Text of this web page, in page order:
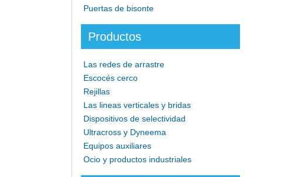
Puertas de bisonte
Productos
Las redes de arrastre
Escocés cerco
Rejillas
Las lineas verticales y bridas
Dispositivos de selectividad
Ultracross y Dyneema
Equipos auxiliares
Ocio y productos industriales